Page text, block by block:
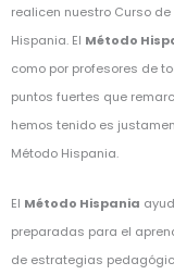
realicen nuestro Curso de
Hispania. El Método
como por profesores de
puntos fuertes que
hemos tenido es
Método Hispania.
El Método Hispania
preparadas para el
de estrategias